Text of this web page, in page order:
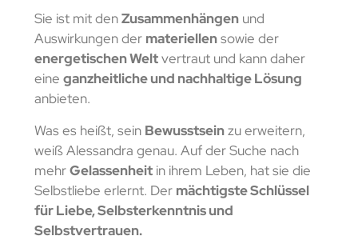
Sie ist mit denZusammenhängenund
Auswirkungen der materiellensowie der
energetischen Weltvertraut und kann daher
eine ganzheitliche und nachhaltige Lösung
anbieten.
Was es heißt, sein Bewusstseinzu erweitern,
weiß Alessandra genau. Auf der Suche nach
mehrGelassenheitin ihrem Leben, hat sie die
Selbstliebe erlernt. Der mächtigste Schlüssel
für Liebe, Selbsterkenntnis und
Selbstvertrauen.